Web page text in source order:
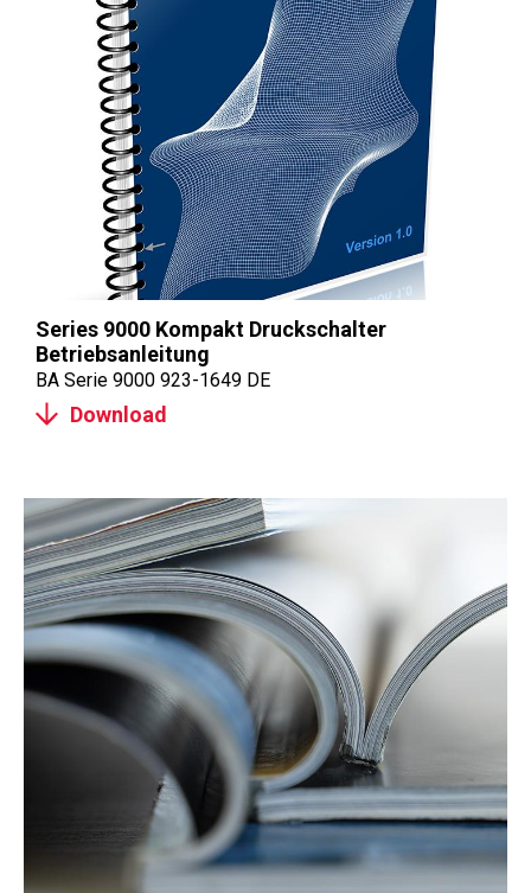
Series 9000 Kompakt Druckschalter
Betriebsanleitung
BA Serie 9000 923-1649 DE
Download